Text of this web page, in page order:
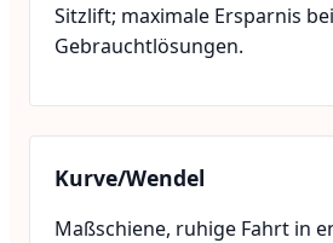
Sitzlift; maximale Ersparnis bei
Gebrauchtlösungen.
Kurve/Wendel
Maßschiene, ruhige Fahrt in